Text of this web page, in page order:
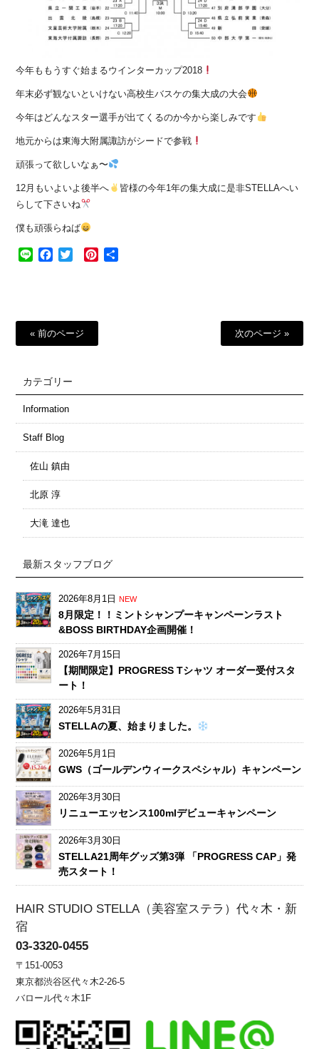
今年ももうすぐ始まるウインターカップ2018
年末必ず観ないといけない高校生バスケの集大成の大会
今年はどんなスター選手が出てくるのか今から楽しみです
地元からは東海大附属諏訪がシードで参戦
頑張って欲しいなぁ〜
12月もいよいよ後半へ
皆様の今年1年の集大成に是非STELLAへい
らして下さいね
僕も頑張らねば
Line Facebook
Twitter Pinterest
« 前のページ 次のページ »
カテゴリー
Information
Staff Blog
佐山 鎮由
北原 淳
大滝 達也
最新スタッフブログ
2026年8月1日 NEW
8月限定！！ミントシャンプーキャンペーンラスト
&BOSS BIRTHDAY企画開催！
2026年7月15日
【期間限定】PROGRESS Tシャツ オーダー受付スタ
ート！
2026年5月31日
STELLAの夏、始まりました。
2026年5月1日
GWS（ゴールデンウィークスペシャル）キャンペーン
2026年3月30日
リニューエッセンス100mlデビューキャンペーン
2026年3月30日
STELLA21周年グッズ第3弾 「PROGRESS CAP」発
売スタート！
HAIR STUDIO STELLA（美容室ステラ）代々木・新
宿
03-3320-0455
〒151-0053
東京都渋谷区代々木2-26-5
バロール代々木1F